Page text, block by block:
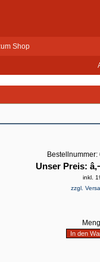
Shop
Bestellnummer:
Unser Preis:
inkl.
zzgl.